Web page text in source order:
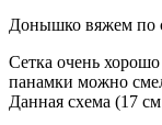
Донышко вяжем по
Сетка очень
панамки можно
Данная схема (17